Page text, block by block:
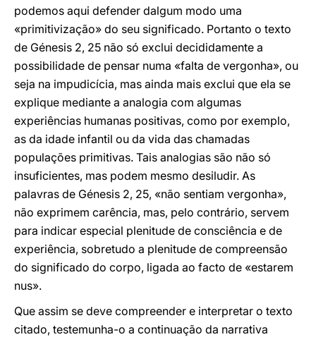
podemos aqui defender dalgum modo uma
«primitivização» do seu significado. Portanto o texto
de Génesis 2, 25 não só exclui decididamente a
possibilidade de pensar numa «falta de vergonha», ou
seja na impudicícia, mas ainda mais exclui que ela se
explique mediante a analogia com algumas
experiências humanas positivas, como por exemplo,
as da idade infantil ou da vida das chamadas
populações primitivas. Tais analogias são não só
insuficientes, mas podem mesmo desiludir. As
palavras de Génesis 2, 25, «não sentiam vergonha»,
não exprimem carência, mas, pelo contrário, servem
para indicar especial plenitude de consciência e de
experiência, sobretudo a plenitude de compreensão
do significado do corpo, ligada ao facto de «estarem
nus».
Que assim se deve compreender e interpretar o texto
citado, testemunha-o a continuação da narrativa